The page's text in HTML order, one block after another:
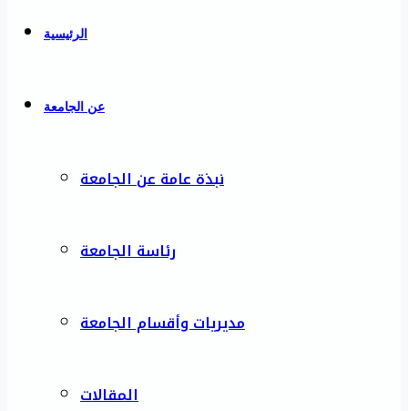
الرئيسية
عن الجامعة
نبذة عامة عن الجامعة
رئاسة الجامعة
مديريات وأقسام الجامعة
المقالات